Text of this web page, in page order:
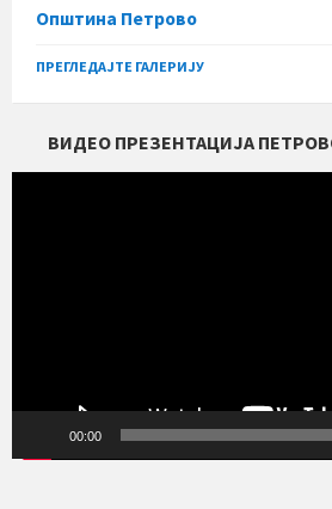
Општина Петрово
ПРЕГЛЕДАЈТЕ ГАЛЕРИЈУ
ВИДЕО ПРЕЗЕНТАЦИЈА
00:00